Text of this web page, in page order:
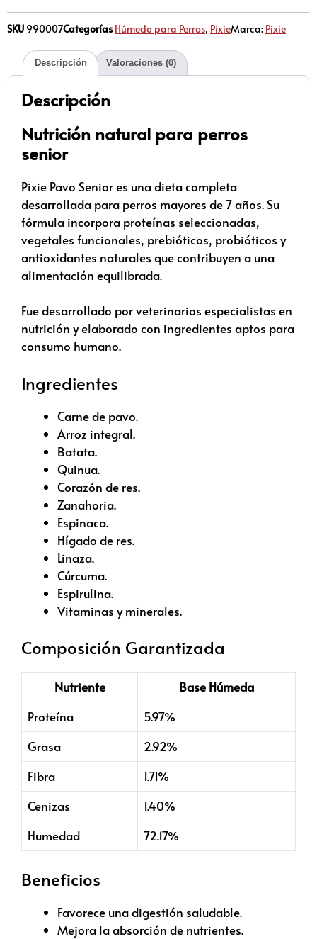
SKU 990007Categorías Húmedo para Perros, PixieMarca: Pixie
Descripción Valoraciones (0)
Descripción
Nutrición natural para perros
senior
Pixie Pavo Senior es una dieta completa
desarrollada para perros mayores de 7 años. Su
fórmula incorpora proteínas seleccionadas,
vegetales funcionales, prebióticos, probióticos y
antioxidantes naturales que contribuyen a una
alimentación equilibrada.
Fue desarrollado por veterinarios especialistas en
nutrición y elaborado con ingredientes aptos para
consumo humano.
Ingredientes
Carne de pavo.
Arroz integral.
Batata.
Quinua.
Corazón de res.
Zanahoria.
Espinaca.
Hígado de res.
Linaza.
Cúrcuma.
Espirulina.
Vitaminas y minerales.
Composición Garantizada
Nutriente
Base Húmeda
Proteína
5.97%
Grasa
2.92%
Fibra
1.71%
Cenizas
1.40%
Humedad
72.17%
Beneficios
Favorece una digestión saludable.
Mejora la absorción de nutrientes.